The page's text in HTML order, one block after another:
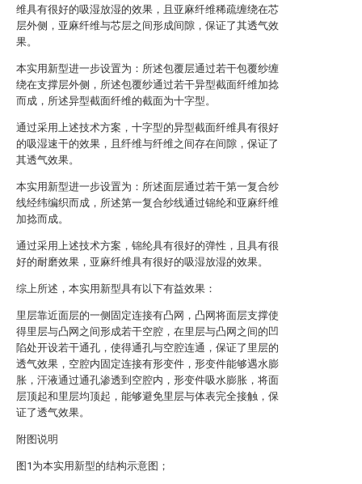
维具有很好的吸湿放湿的效果，且亚麻纤维稀疏缠绕在芯
层外侧，亚麻纤维与芯层之间形成间隙，保证了其透气效
果。
本实用新型进一步设置为：所述包覆层通过若干包覆纱缠
绕在支撑层外侧，所述包覆纱通过若干异型截面纤维加捻
而成，所述异型截面纤维的截面为十字型。
通过采用上述技术方案，十字型的异型截面纤维具有很好
的吸湿速干的效果，且纤维与纤维之间存在间隙，保证了
其透气效果。
本实用新型进一步设置为：所述面层通过若干第一复合纱
线经纬编织而成，所述第一复合纱线通过锦纶和亚麻纤维
加捻而成。
通过采用上述技术方案，锦纶具有很好的弹性，且具有很
好的耐磨效果，亚麻纤维具有很好的吸湿放湿的效果。
综上所述，本实用新型具有以下有益效果：
里层靠近面层的一侧固定连接有凸网，凸网将面层支撑使
得里层与凸网之间形成若干空腔，在里层与凸网之间的凹
陷处开设若干通孔，使得通孔与空腔连通，保证了里层的
透气效果，空腔内固定连接有形变件，形变件能够遇水膨
胀，汗液通过通孔渗透到空腔内，形变件吸水膨胀，将面
层顶起和里层均顶起，能够避免里层与体表完全接触，保
证了透气效果。
附图说明
图1为本实用新型的结构示意图；